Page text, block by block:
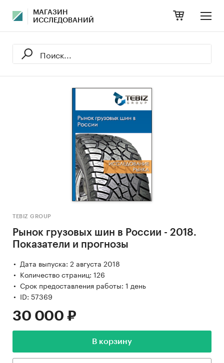
МАГАЗИН
ИССЛЕДОВАНИЙ
TEBIZ GROUP
Рынок грузовых шин в России - 2018.
Показатели и прогнозы
Дата выпуска: 2 августа 2018
Количество страниц: 126
Срок предоставления работы: 1 день
ID: 57369
30 000 ₽
В корзину